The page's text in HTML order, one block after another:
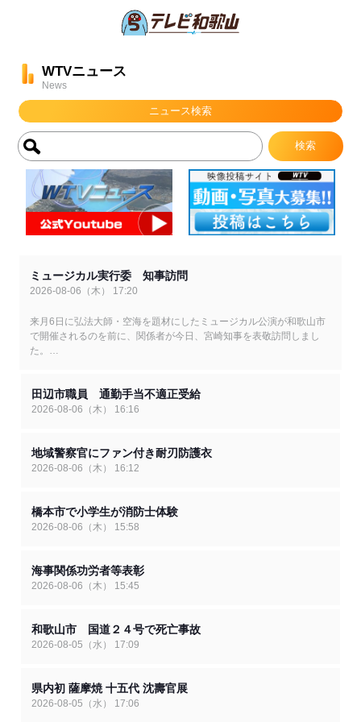
WTVニュース
News
ニュース検索
ミュージカル実行委 知事訪問
2026-08-06（木） 17:20
来月6日に弘法大師・空海を題材にしたミュージカル公演が和歌山市
で開催されるのを前に、関係者が今日、宮崎知事を表敬訪問しまし
た。
松岡春和さん、それに弘法大師・空海役を務める和歌山市立大新小学
校教頭の佐々木慶彦さんらです。
公演を皮切りにこれまで各地で10公演を開催し、合わせておよそ
6200人を動員しています。雑賀実行委員長らは、和歌山公演の開催
このあと、実行委員会が会見し、見どころなどを紹介しました。物語
は、生きる希望を失った青年が時空を超えて弘法大師・空海と出会
松岡総合プロデューサーは「人のために尽くすことに希望を見いだせ
ないという人たちの心に届けば」と話していました。
田辺市職員 通勤手当不適正受給
2026-08-06（木） 16:16
地域警察官にファン付き耐刃防護衣
2026-08-06（木） 16:12
橋本市で小学生が消防士体験
2026-08-06（木） 15:58
海事関係功労者等表彰
2026-08-06（木） 15:45
和歌山市 国道２４号で死亡事故
2026-08-05（水） 17:09
県内初 薩摩焼 十五代 沈壽官展
2026-08-05（水） 17:06